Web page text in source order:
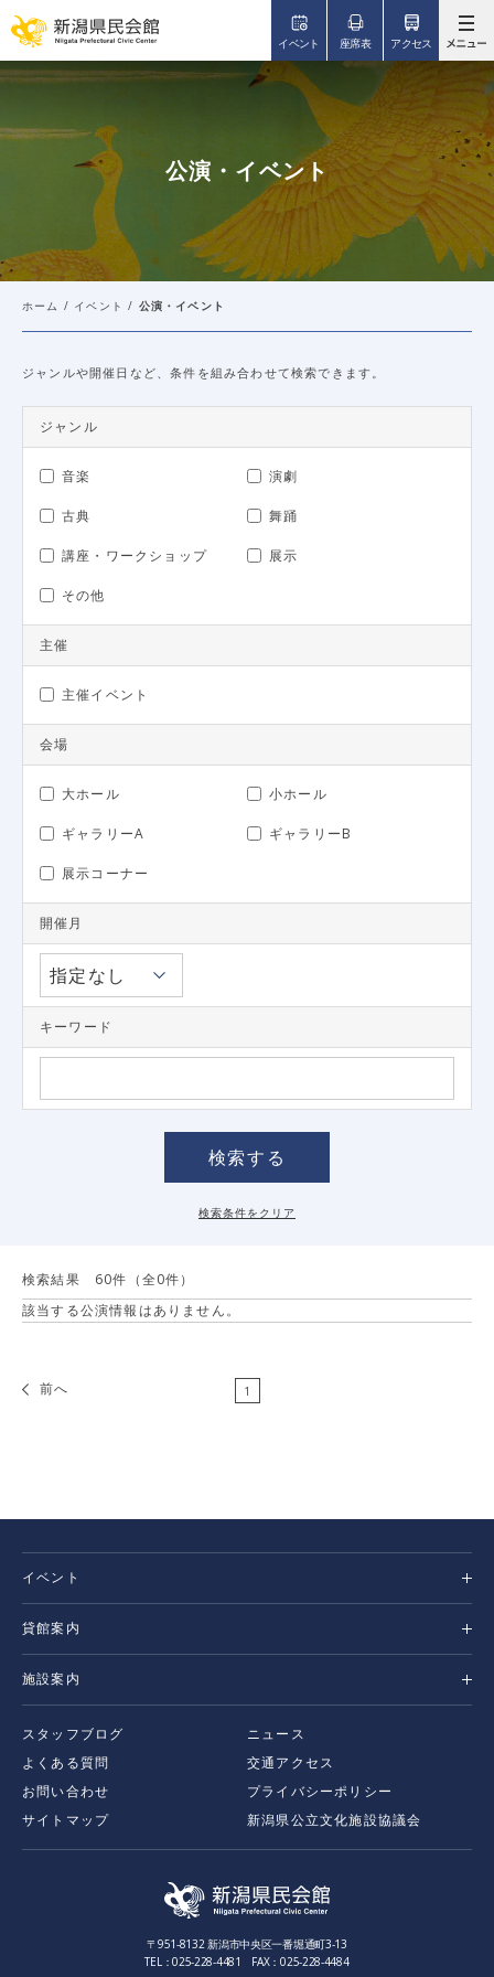
イベント 座席表 アクセス
公演・イベント
ホーム / イベント / 公演・イベント
ジャンルや開催日など、条件を組み合わせて検索できます。
ジャンル
音楽 演劇
古典 舞踊
講座・ワークショップ 展示
その他
主催
主催イベント
会場
大ホール 小ホール
ギャラリーA ギャラリーB
展示コーナー
開催月
キーワード
検索結果 60件（全0件）
該当する公演情報はありません。
前へ 1
イベント
貸館案内
施設案内
スタッフブログ
ニュース
よくある質問
交通アクセス
お問い合わせ
プライバシーポリシー
サイトマップ
新潟県公立文化施設協議会
〒951-8132 新潟市中央区一番堀通町3-13
TEL：025-228-4481 FAX：025-228-4484